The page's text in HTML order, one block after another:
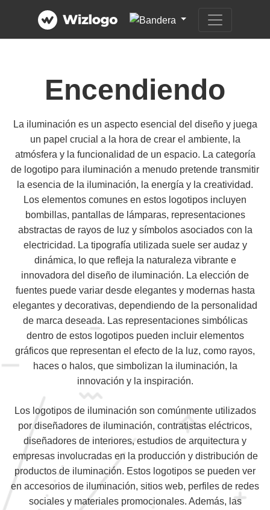
Encendiendo
La iluminación es un aspecto esencial del diseño y juega
un papel crucial a la hora de crear el ambiente, la
atmósfera y la funcionalidad de un espacio. La categoría
de logotipo para iluminación a menudo pretende transmitir
la esencia de la iluminación, la energía y la creatividad.
Los elementos comunes en estos logotipos incluyen
bombillas, pantallas de lámparas, representaciones
abstractas de rayos de luz y símbolos asociados con la
electricidad. La tipografía utilizada suele ser audaz y
dinámica, lo que refleja la naturaleza vibrante e
innovadora del diseño de iluminación. La elección de
fuentes puede variar desde elegantes y modernas hasta
elegantes y decorativas, dependiendo de la personalidad
de marca deseada. Las representaciones simbólicas
dentro de estos logotipos pueden incluir elementos
gráficos que representan el efecto de la luz, como rayos,
haces o halos, que simbolizan la iluminación, la
innovación y la inspiración.
Los logotipos de iluminación son comúnmente utilizados
por diseñadores de iluminación, contratistas eléctricos,
diseñadores de interiores, estudios de arquitectura y
empresas involucradas en la producción y distribución de
productos de iluminación. Estos logotipos se pueden ver
en accesorios de iluminación, sitios web, perfiles de redes
sociales y materiales promocionales. Además, las